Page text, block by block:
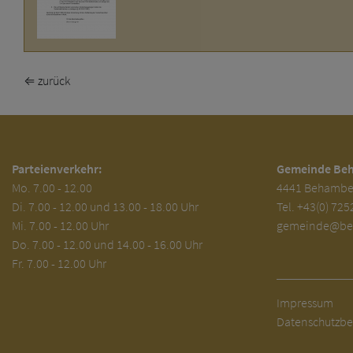
⇐ zurück
Parteienverkehr:
Mo. 7.00 - 12.00
Di. 7.00 - 12.00 und 13.00 - 18.00 Uhr
Mi. 7.00 - 12.00 Uhr
Do. 7.00 - 12.00 und 14.00 - 16.00 Uhr
Fr. 7.00 - 12.00 Uhr
Gemeinde
4441
Tel. +43(0)
Impressum